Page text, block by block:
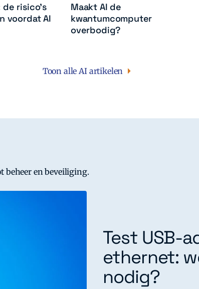
risico’s
voordat AI
Maakt AI de
kwantumcomputer
overbodig?
Toon alle AI artikelen
beheer en beveiliging.
Test USB-
ethernet:
nodig?